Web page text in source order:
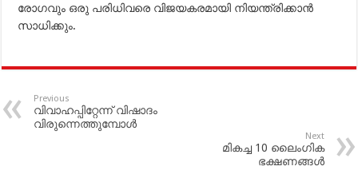
രോഗവും ഒരു പരിധിവരെ വിജയകരമായി നിയന്ത്രിക്കാന്‍
സാധിക്കും.
Previous
വിവാഹപ്പിറ്റേന്ന് വിഷാദം
വിരുന്നെത്തുമ്പോള്‍
Next
മികച്ച 10 ലൈംഗിക
ഭക്ഷണങ്ങള്‍